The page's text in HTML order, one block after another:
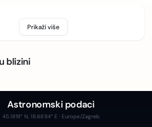
Prikaži više
blizini
Astronomski podaci
45.1819° N, 18.6894° E · Europe/Zagreb